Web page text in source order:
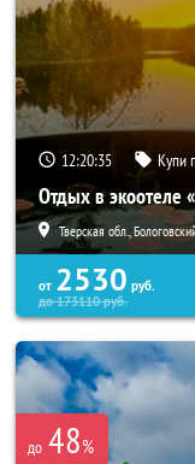
12:20:35 Купи
Отдых в экоотеле
Тверская обл.,
от 2530 руб.
до173110руб.
до 48%